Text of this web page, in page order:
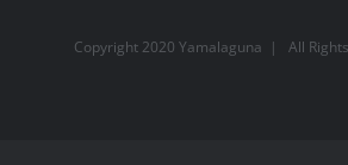
Copyright 2020 Yamalaguna | All